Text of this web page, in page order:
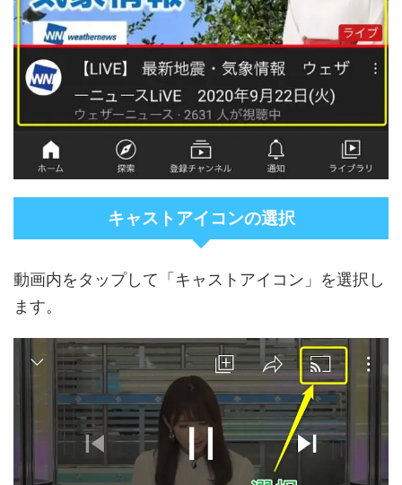
キャストアイコンの選択
動画内をタップして「キャストアイコン」を選択し
ます。